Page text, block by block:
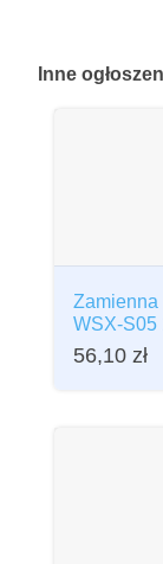
Inne
Zamienna
WSX-S05
56,10 zł